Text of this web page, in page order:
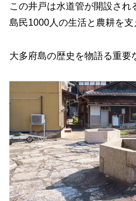
この井戸は水道管が開設され
島民1000人の生活と農耕を支
大多府島の歴史を物語る重要